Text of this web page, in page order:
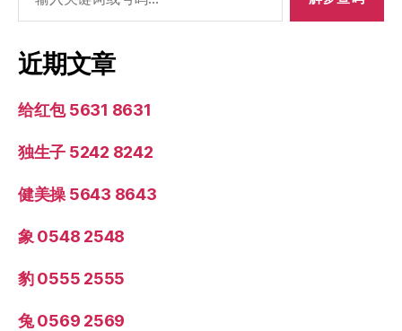
索：
近期文章
给红包 5631 8631
独生子 5242 8242
健美操 5643 8643
象 0548 2548
豹 0555 2555
兔 0569 2569